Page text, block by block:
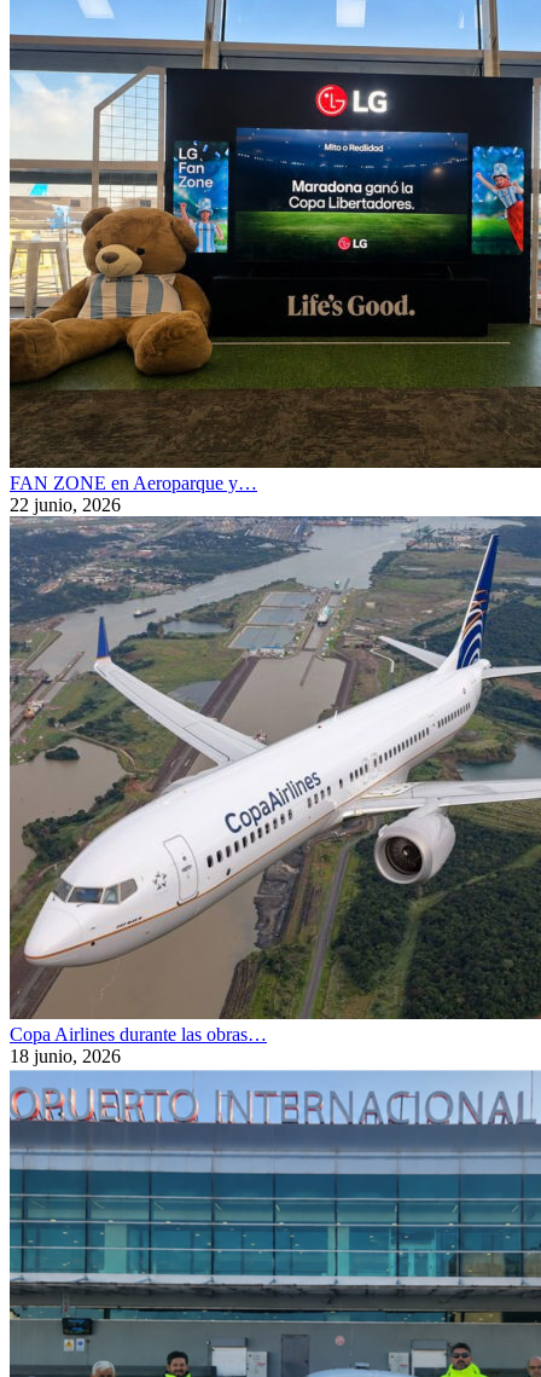
FAN ZONE en Aeroparque y…
22 junio, 2026
Copa Airlines durante las obras…
18 junio, 2026